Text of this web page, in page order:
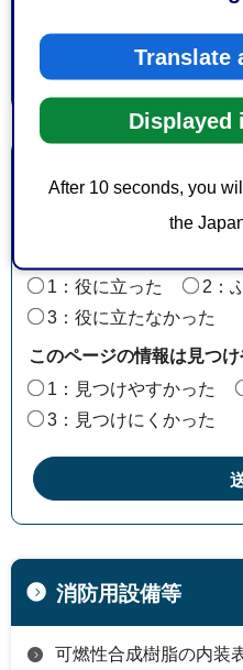
Translate
Displayed
After 10 seconds, you
the
ファックス番号：054-
見をお聞かせください
1：役に立った
2：
3：役に立たなかった
このページの情報は見つ
1：見つけやすかった
3：見つけにくかった
消防用設備等
可燃性合成樹脂の内装